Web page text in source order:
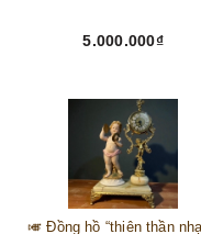
5.000.000₫